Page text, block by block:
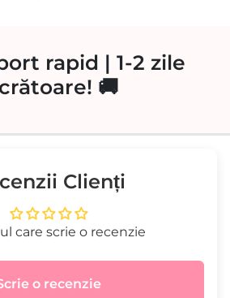
rapid | 1-2 zile
🚚
Clienți
care scrie o recenzie
o recenzie